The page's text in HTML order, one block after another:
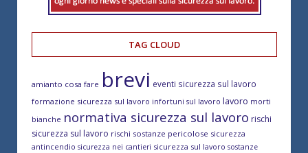
TAG CLOUD
amianto cosa fare brevi eventi sicurezza sul lavoro
formazione sicurezza sul lavoro infortuni sul lavoro lavoro morti
bianche normativa sicurezza sul lavoro rischi
sicurezza sul lavoro rischi sostanze pericolose sicurezza
antincendio sicurezza nei cantieri sicurezza sul lavoro sostanze